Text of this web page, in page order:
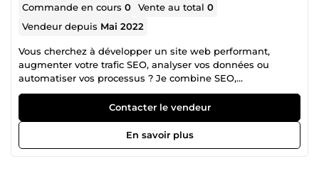
Commande en cours0 Vente au total0
Vendeur depuis Mai 2022
Vous cherchez à développer un site web performant,
augmenter votre trafic SEO, analyser vos données ou
automatiser vos processus ? Je combine SEO,
développement web &amp; mobile, data engineering,
machine learning et automatisation pour créer des
solutions sur-mesure, fiables et efficaces. Résultat : gain de
temps, meilleure performance, et une croissance durable
pour votre entreprise. 🎯 Mes services 1️⃣ SEO &amp;
Contacter le vendeur
En savoir plus